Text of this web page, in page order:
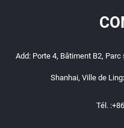
Add: Porte 4, Bâtiment B2,
Shanhai, Ville de
Tél. :